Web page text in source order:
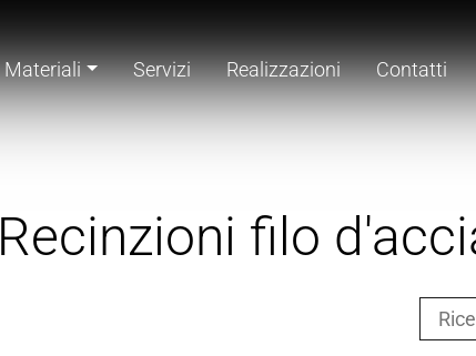
Materiali Servizi Realizzazioni Contatti
Recinzioni filo